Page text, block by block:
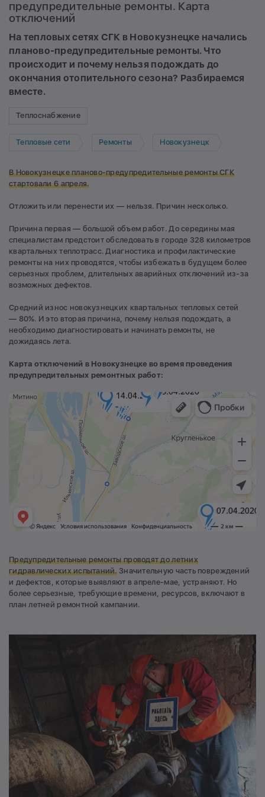
предупредительные ремонты. Карта
отключений
На тепловых сетях СГК в Новокузнецке начались
планово-предупредительные ремонты. Что
происходит и почему нельзя подождать до
окончания отопительного сезона? Разбираемся
вместе.
Теплоснабжение
Тепловые сети Ремонты Новокузнецк
В Новокузнецке планово-предупредительные ремонты СГК
стартовали 6 апреля.
Отложить или перенести их — нельзя. Причин несколько.
Причина первая — большой объем работ. До середины мая
специалистам предстоит обследовать в городе 328 километров
квартальных теплотрасс. Диагностика и профилактические
ремонты на них проводятся, чтобы избежать в будущем более
серьезных проблем, длительных аварийных отключений из-за
возможных дефектов.
Средний износ новокузнецких квартальных тепловых сетей
— 80%. И это вторая причина, почему нельзя подождать, а
необходимо диагностировать и начинать ремонты, не
дожидаясь лета.
Карта отключений в Новокузнецке во время проведения
предупредительных ремонтных работ:
Предупредительныеремонты проводят до летних
гидравлических испытаний.Значительную часть повреждений
и дефектов, которые выявляют в апреле-мае, устраняют. Но
более серьезные, требующие времени, ресурсов, включают в
план летней ремонтной кампании.